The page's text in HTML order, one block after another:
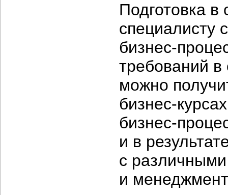
Подготовка в
специалисту
бизнес-
требований в
можно
бизнес-
бизнес-
и в
с
и